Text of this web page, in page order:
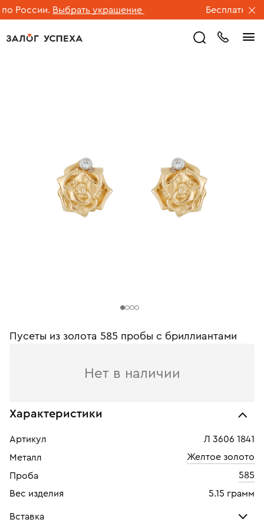
России. Выбрать украшение Бесплатная
Пусеты из золота 585 пробы c бриллиантами
Нет в наличии
Характеристики
Артикул
Л 3606 1841
Металл
Желтое золото
Проба
585
Вес изделия
5.15 грамм
Вставка